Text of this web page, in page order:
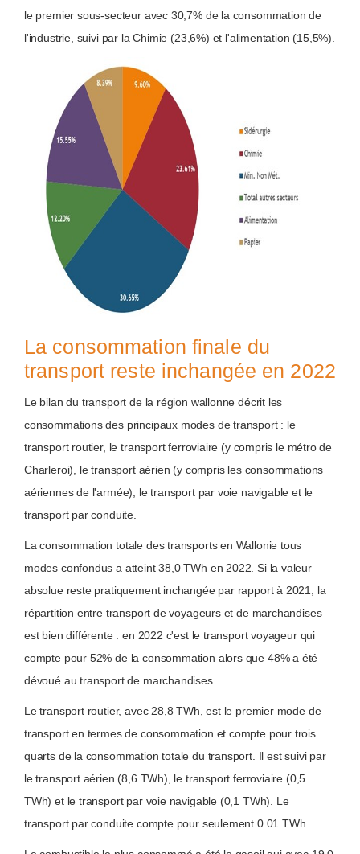
le premier sous-secteur avec 30,7% de la consommation de
l'industrie, suivi par la Chimie (23,6%) et l'alimentation (15,5%).
La consommation finale du
transport reste inchangée en 2022
Le bilan du transport de la région wallonne décrit les
consommations des principaux modes de transport : le
transport routier, le transport ferroviaire (y compris le métro de
Charleroi), le transport aérien (y compris les consommations
aériennes de l'armée), le transport par voie navigable et le
transport par conduite.
La consommation totale des transports en Wallonie tous
modes confondus a atteint 38,0 TWh en 2022. Si la valeur
absolue reste pratiquement inchangée par rapport à 2021, la
répartition entre transport de voyageurs et de marchandises
est bien différente : en 2022 c'est le transport voyageur qui
compte pour 52% de la consommation alors que 48% a été
dévoué au transport de marchandises.
Le transport routier, avec 28,8 TWh, est le premier mode de
transport en termes de consommation et compte pour trois
quarts de la consommation totale du transport. Il est suivi par
le transport aérien (8,6 TWh), le transport ferroviaire (0,5
TWh) et le transport par voie navigable (0,1 TWh). Le
transport par conduite compte pour seulement 0.01 TWh.